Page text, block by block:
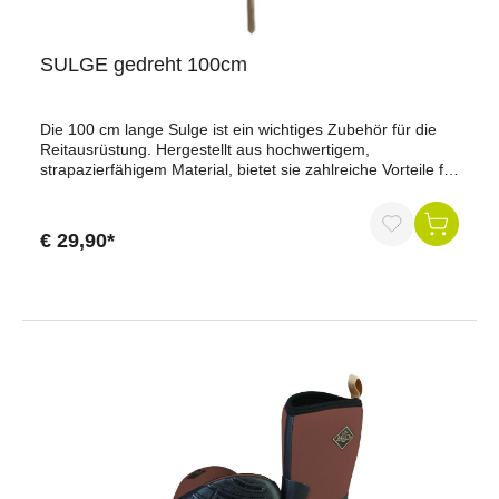
SULGE gedreht 100cm
Die 100 cm lange Sulge ist ein wichtiges Zubehör für die
Reitausrüstung. Hergestellt aus hochwertigem,
strapazierfähigem Material, bietet sie zahlreiche Vorteile für
€ 29,90*